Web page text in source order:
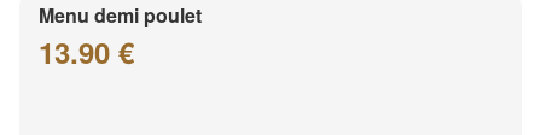
Menu demi poulet
13.90 €